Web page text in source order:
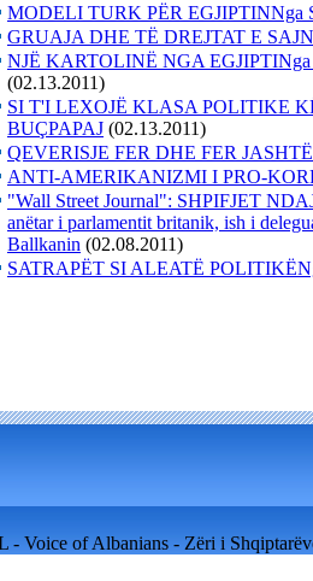
MODELI TURK PËR EGJIPTINNga
GRUAJA DHE TË DREJTAT E
NJË KARTOLINË NGA
(02.13.2011)
SI T'I LEXOJË KLASA POLITIKE
BUÇPAPAJ (02.13.2011)
QEVERISJE FER DHE FER
ANTI-AMERIKANIZMI I PRO-
"Wall Street Journal": SHPIFJET
anëtar i parlamentit britanik, ish i
Ballkanin (02.08.2011)
SATRAPËT SI ALEATË
Voice of Albanians - Zëri i